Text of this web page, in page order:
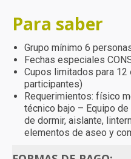
Para saber
Grupo mínimo 6
Fechas especiales
Cupos limitados para
participantes)
Requerimientos: físico
técnico bajo – Equipo
de dormir, aislante,
elementos de aseo y